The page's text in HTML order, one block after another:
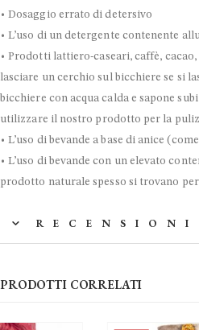
• Dosaggio errato di detersivo
• L’uso di un detergente contenente
• Prodotti lattiero-caseari, caffè, cacao,
lasciare un cerchio sul bicchiere se si
bicchiere con acqua calda e sapone
utilizzare il nostro prodotto per la
• L’uso di bevande a base di anice
• L’uso di bevande con un elevato
prodotto naturale spesso si trovano
PRODOTTI CORRELATI